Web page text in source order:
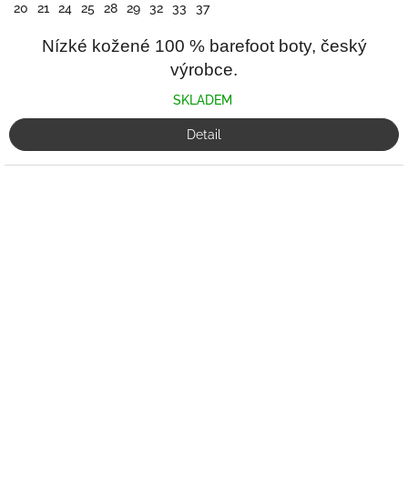
20 21 24 25 28 29 32 33 37
Nízké kožené 100 % barefoot boty, český
výrobce.
SKLADEM
Detail